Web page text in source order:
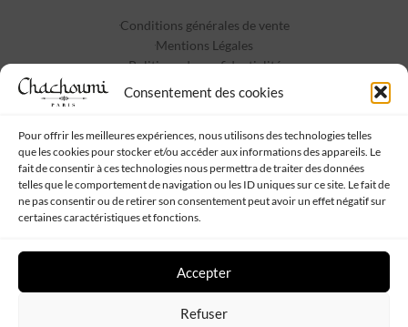
Consentement des cookies
Pour offrir les meilleures expériences, nous utilisons des technologies telles
que les cookies pour stocker et/ou accéder aux informations des appareils. Le
fait de consentir à ces technologies nous permettra de traiter des données
telles que le comportement de navigation ou les ID uniques sur ce site. Le fait de
ne pas consentir ou de retirer son consentement peut avoir un effet négatif sur
certaines caractéristiques et fonctions.
Accepter
Refuser
Conditions générales de vente
Mentions Légales
Politique de confidentialité
Contact
Suivez-nous :
Chachoumi Tous droits réservés - Propulsé parWeb My Sister-Plan
de site